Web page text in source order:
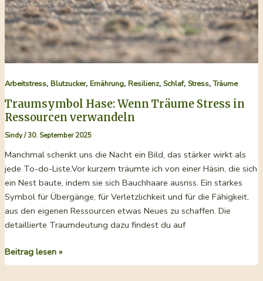
Arbeitstress, Blutzucker, Ernährung, Resilienz, Schlaf, Stress,Träume
Traumsymbol Hase: Wenn Träume Stress in
Ressourcen verwandeln
Sindy/30. September 2025
Manchmal schenkt uns die Nacht ein Bild, das stärker wirkt als
jede To-do-Liste.Vor kurzem träumte ich von einer Häsin, die sich
ein Nest baute, indem sie sich Bauchhaare ausriss. Ein starkes
Symbol für Übergänge, für Verletzlichkeit und für die Fähigkeit,
aus den eigenen Ressourcen etwas Neues zu schaffen. Die
detaillierte Traumdeutung dazu findest du auf
Traumsymbol
Hase:
Beitrag lesen »